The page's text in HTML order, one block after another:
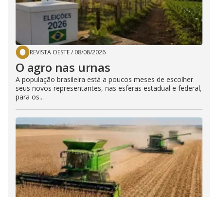
REVISTA OESTE/ 08/08/2026
O agro nas urnas
A população brasileira está a poucos meses de escolher
seus novos representantes, nas esferas estadual e federal,
para os...